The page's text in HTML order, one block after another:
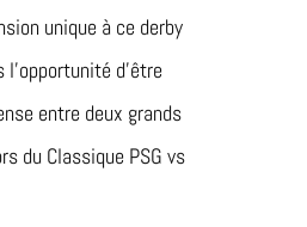
unique à ce derby
d’être
entre deux grands
du Classique PSG vs